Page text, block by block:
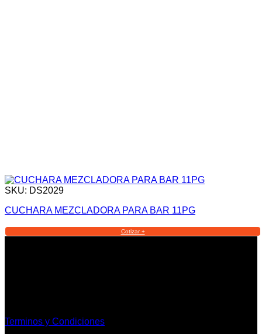
SKU: DS2029
CUCHARA MEZCLADORA PARA BAR 11PG
Cotizar +
Terminos y Condiciones